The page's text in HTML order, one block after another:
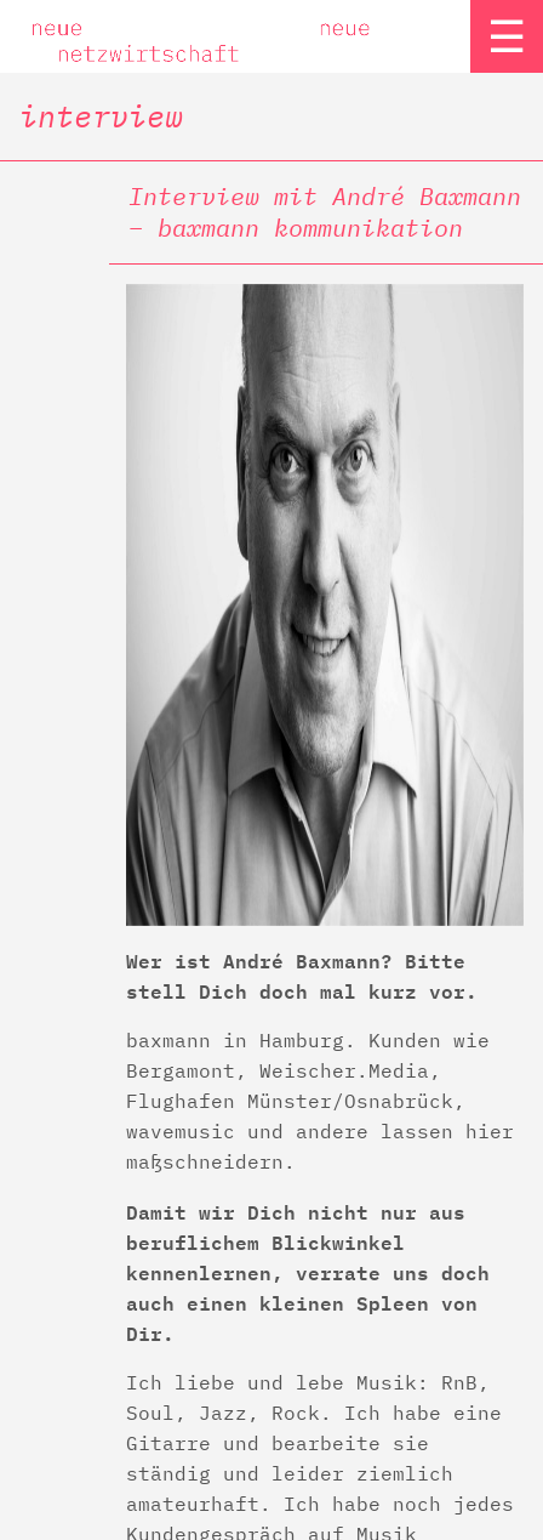
☰
interview
Interview mit André Baxmann
– baxmann kommunikation
Wer ist André Baxmann? Bitte
stell Dich doch mal kurz vor.
baxmann in Hamburg. Kunden wie
Bergamont, Weischer.Media,
Flughafen Münster/Osnabrück,
wavemusic und andere lassen hier
maßschneidern.
Damit wir Dich nicht nur aus
beruflichem Blickwinkel
kennenlernen, verrate uns doch
auch einen kleinen Spleen von
Dir.
Ich liebe und lebe Musik: RnB,
Soul, Jazz, Rock. Ich habe eine
Gitarre und bearbeite sie
ständig und leider ziemlich
amateurhaft. Ich habe noch jedes
Kundengespräch auf Musik